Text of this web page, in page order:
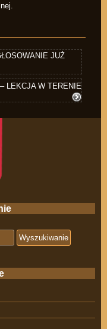
JUŻ
LEKCJA W TERENIE